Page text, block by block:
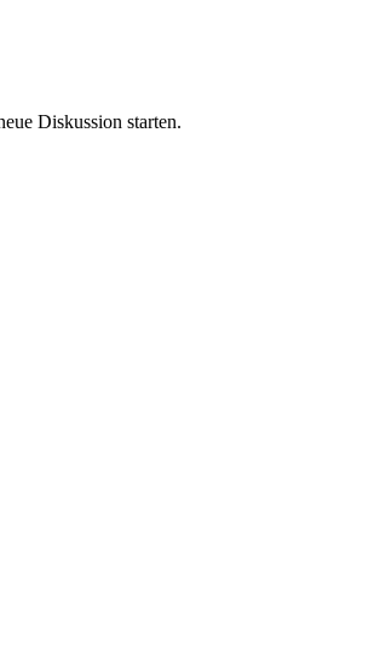
Diskussion starten.